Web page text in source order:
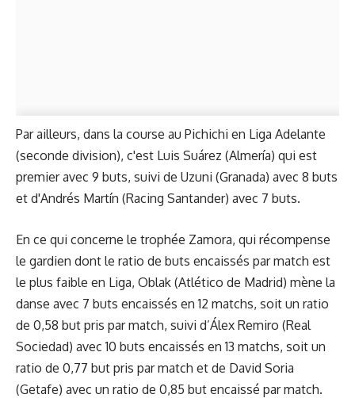
Par ailleurs, dans la course au Pichichi en Liga Adelante
(seconde division), c'est Luis Suárez (Almería) qui est
premier avec 9 buts, suivi de Uzuni (Granada) avec 8 buts
et d'Andrés Martín (Racing Santander) avec 7 buts.
En ce qui concerne le trophée Zamora, qui récompense
le gardien dont le ratio de buts encaissés par match est
le plus faible en Liga, Oblak (Atlético de Madrid) mène la
danse avec 7 buts encaissés en 12 matchs, soit un ratio
de 0,58 but pris par match, suivi d’Álex Remiro (Real
Sociedad) avec 10 buts encaissés en 13 matchs, soit un
ratio de 0,77 but pris par match et de David Soria
(Getafe) avec un ratio de 0,85 but encaissé par match.